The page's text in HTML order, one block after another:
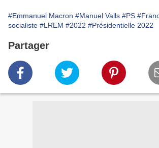
#Emmanuel Macron #Manuel Valls #PS
socialiste #LREM #2022 #Présidentielle 2022
Partager